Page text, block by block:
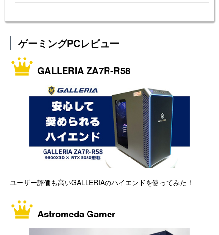
ゲーミングPCレビュー
GALLERIA ZA7R-R58
ユーザー評価も高いGALLERIAのハイエンドを使ってみた！
Astromeda Gamer